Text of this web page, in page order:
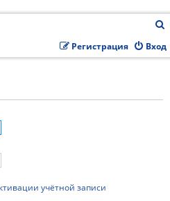
Вход
Регистрация
учётной записи